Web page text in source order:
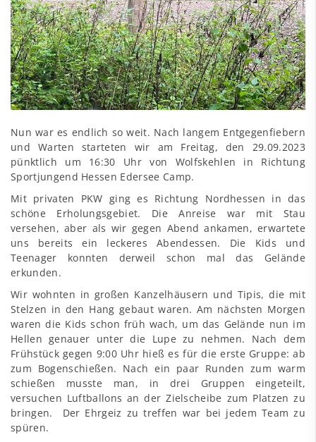
Nun war es endlich so weit. Nach langem Entgegenfiebern
und Warten starteten wir am Freitag, den 29.09.2023
pünktlich um 16:30 Uhr von Wolfskehlen in Richtung
Sportjungend Hessen Edersee Camp.
Mit privaten PKW ging es Richtung Nordhessen in das
schöne Erholungsgebiet. Die Anreise war mit Stau
versehen, aber als wir gegen Abend ankamen, erwartete
uns bereits ein leckeres Abendessen. Die Kids und
Teenager konnten derweil schon mal das Gelände
erkunden.
Wir wohnten in großen Kanzelhäusern und Tipis, die mit
Stelzen in den Hang gebaut waren. Am nächsten Morgen
waren die Kids schon früh wach, um das Gelände nun im
Hellen genauer unter die Lupe zu nehmen. Nach dem
Frühstück gegen 9:00 Uhr hieß es für die erste Gruppe: ab
zum Bogenschießen. Nach ein paar Runden zum warm
schießen musste man, in drei Gruppen eingeteilt,
versuchen Luftballons an der Zielscheibe zum Platzen zu
bringen. Der Ehrgeiz zu treffen war bei jedem Team zu
spüren.